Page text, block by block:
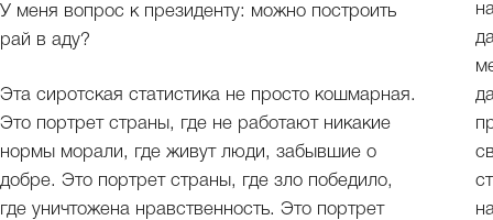
У меня вопрос к президенту: можно построить
рай в аду?
Эта сиротская статистика не просто кошмарная.
Это портрет страны, где не работают никакие
нормы морали, где живут люди, забывшие о
добре. Это портрет страны, где зло победило,
где уничтожена нравственность. Это портрет